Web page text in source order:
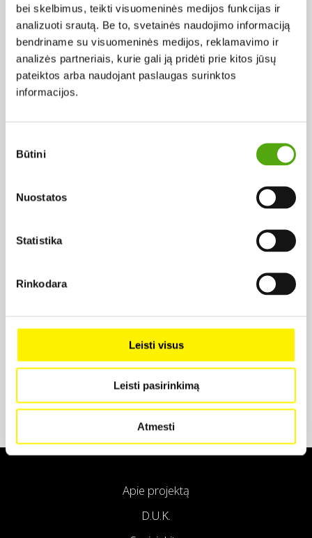
bei skelbimus, teikti visuomeninės medijos funkcijas ir
analizuoti srautą. Be to, svetainės naudojimo informaciją
bendriname su visuomeninės medijos, reklamavimo ir
analizės partneriais, kurie gali ją pridėti prie kitos jūsų
pateiktos arba naudojant paslaugas surinktos
informacijos.
pasirinkimas
Būtini
Nuostatos
Statistika
Rinkodara
Leisti visus
Leisti pasirinkimą
Atmesti
Rezultatų nerasta...
Projekto partneris
Apie projektą
D.U.K.